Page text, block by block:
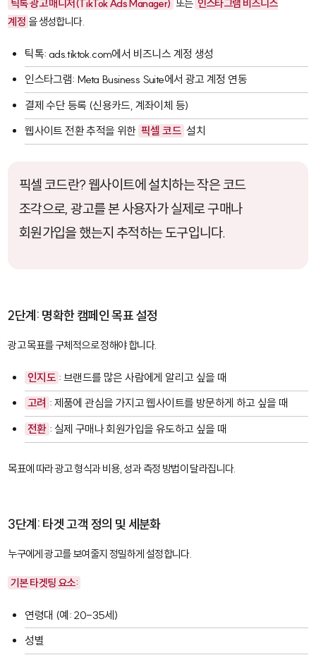
틱톡 광고 매니저(TikTok Ads Manager) 또는 인스타그램 비즈니스
계정 을 생성합니다.
틱톡: ads.tiktok.com에서 비즈니스 계정 생성
인스타그램: Meta Business Suite에서 광고 계정 연동
결제 수단 등록 (신용카드, 계좌이체 등)
웹사이트 전환 추적을 위한 픽셀 코드 설치
픽셀 코드란? 웹사이트에 설치하는 작은 코드
조각으로, 광고를 본 사용자가 실제로 구매나
회원가입을 했는지 추적하는 도구입니다.
2단계: 명확한 캠페인 목표 설정
광고 목표를 구체적으로 정해야 합니다.
인지도 : 브랜드를 많은 사람에게 알리고 싶을 때
고려 : 제품에 관심을 가지고 웹사이트를 방문하게 하고 싶을 때
전환 : 실제 구매나 회원가입을 유도하고 싶을 때
목표에 따라 광고 형식과 비용, 성과 측정 방법이 달라집니다.
3단계: 타겟 고객 정의 및 세분화
누구에게 광고를 보여줄지 정밀하게 설정합니다.
기본 타겟팅 요소:
연령대 (예: 20-35세)
성별